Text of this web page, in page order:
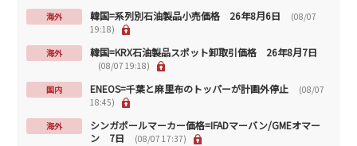
海外
韓国=系列別石油製品小売価格 26年8月6日
(08/07
19:18)
海外
韓国=KRX石油製品スポット卸取引価格 26年8月7日
(08/07 19:18)
国内
ENEOS=千葉と麻里布のトッパーが計画外停止
(08/07
18:45)
海外
シンガポールマーカー価格=IFADマーバン/GMEオマー
ン 7日
(08/07 17:37)